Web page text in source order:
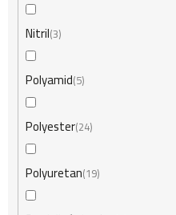
Nitril 3
Polyamid 5
Polyester 24
Polyuretan 19